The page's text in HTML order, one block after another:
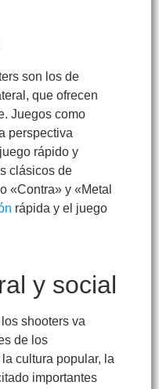
son los de
que ofrecen
Juegos como
perspectiva
rápido y
clásicos de
«Contra» y «Metal
rápida y el juego
y social
shooters va
de los
cultura popular, la
importantes